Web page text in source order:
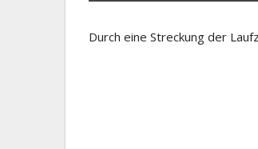
Durch eine Streckung der